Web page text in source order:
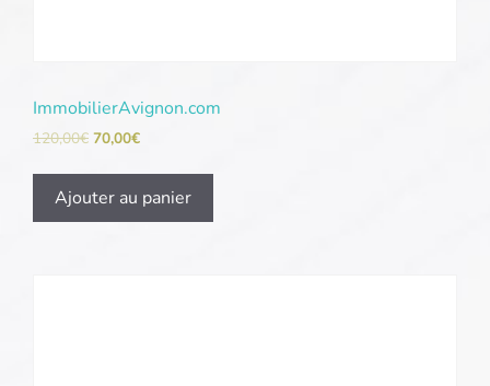
ImmobilierAvignon.com
120,00€ 70,00€
Ajouter au panier